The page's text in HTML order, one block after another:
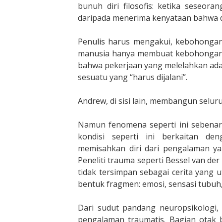
bunuh diri filosofis: ketika
daripada menerima kenyataan
Penulis harus mengakui,
manusia hanya membuat
bahwa pekerjaan yang melelahkan
sesuatu yang “harus dijalani”.
Andrew, di sisi lain, membangun
Namun fenomena seperti ini
kondisi seperti ini berkaitan
memisahkan diri dari pengalaman
Peneliti trauma seperti Bessel van
tidak tersimpan sebagai cerita yang
bentuk fragmen: emosi, sensasi
Dari sudut pandang
pengalaman traumatis. Bagian otak